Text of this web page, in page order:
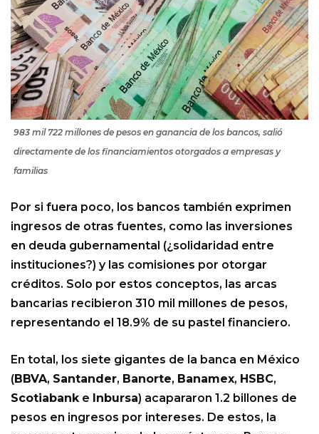
983 mil 722 millones de pesos en ganancia de los bancos, salió
directamente de los financiamientos otorgados a empresas y
familias
Por si fuera poco, los bancos también exprimen
ingresos de otras fuentes, como las inversiones
en deuda gubernamental (¿solidaridad entre
instituciones?) y las comisiones por otorgar
créditos. Solo por estos conceptos, las arcas
bancarias recibieron 310 mil millones de pesos,
representando el 18.9% de su pastel financiero.
En total, los siete gigantes de la banca en México
(BBVA, Santander, Banorte, Banamex, HSBC,
Scotiabanke Inbursa) acapararon 1.2 billones de
pesos en ingresos por intereses. De estos, la